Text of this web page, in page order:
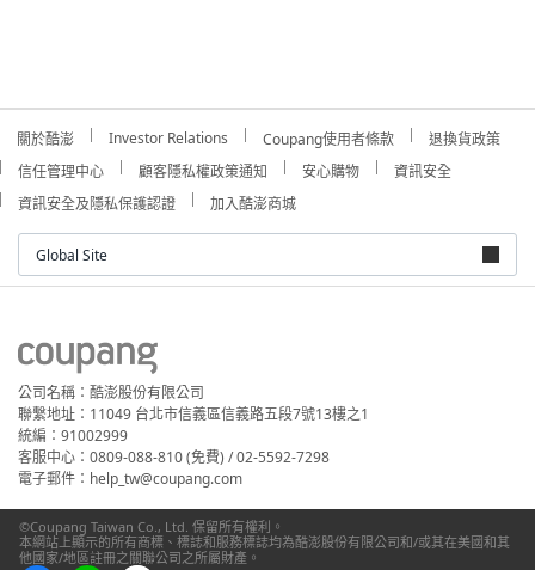
關於酷澎 Investor Relations Coupang使用者條款
退換貨政策
信任管理中心
顧客隱私權政策通知 安心購物
資訊安全
資訊安全及隱私保護認證
加入酷澎商城
Global Site
公司名稱：酷澎股份有限公司
聯繫地址：11049 台北市信義區信義路五段7號13樓之1
統編：91002999
客服中心：0809-088-810 (免費) / 02-5592-7298
電子郵件：help_tw@coupang.com
©Coupang Taiwan Co., Ltd. 保留所有權利。
本網站上顯示的所有商標、標誌和服務標誌均為酷澎股份有限公司和/或其在美國和其
他國家/地區註冊之關聯公司之所屬財產。